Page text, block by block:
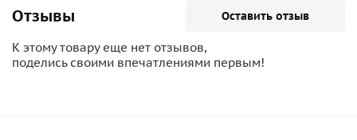
Отзывы Оставить отзыв
К этому товару еще нет отзывов,
поделись своими впечатлениями первым!